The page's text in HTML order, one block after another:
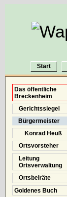
Start
Das öffentliche
Breckenheim
Gerichtssiegel
Bürgermeister
Konrad Heuß
Ortsvorsteher
Leitung
Ortsverwaltung
Ortsbeiräte
Goldenes Buch